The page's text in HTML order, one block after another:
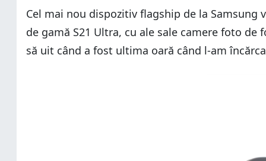
Cel mai nou dispozitiv flagship de la Samsung
de gamă S21 Ultra, cu ale sale camere foto
să uit când a fost ultima oară când l-am